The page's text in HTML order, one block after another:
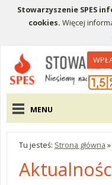
Stowarzyszenie SPES
cookies. Więcej
Menu pomocnicze
Menu główne
MENU
Tu jesteś: Strona główna »